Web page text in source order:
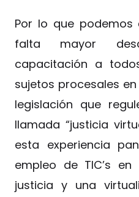
Por lo que podemos
falta mayor
capacitación a
sujetos procesales
legislación que
llamada “justicia
esta experiencia
empleo de TIC’s
justicia y una